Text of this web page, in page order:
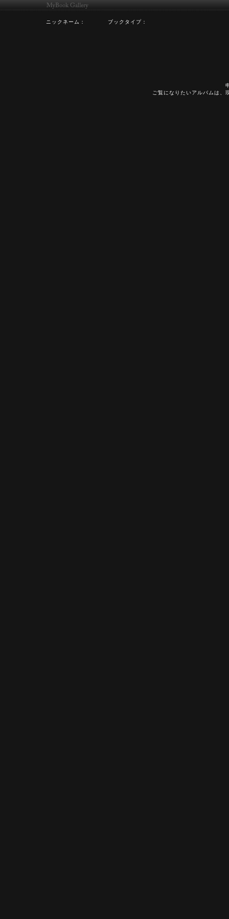
ニックネーム： ブックタイプ：
ご覧になりたいアルバムは、